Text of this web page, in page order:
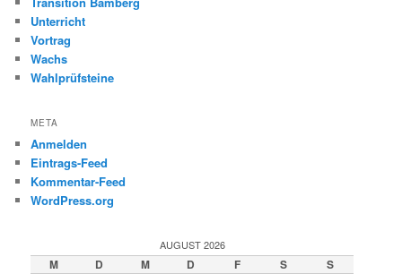
Unterricht
Vortrag
Wachs
Wahlprüfsteine
META
Anmelden
Eintrags-Feed
Kommentar-Feed
WordPress.org
AUGUST 2026
M D M D F S
S